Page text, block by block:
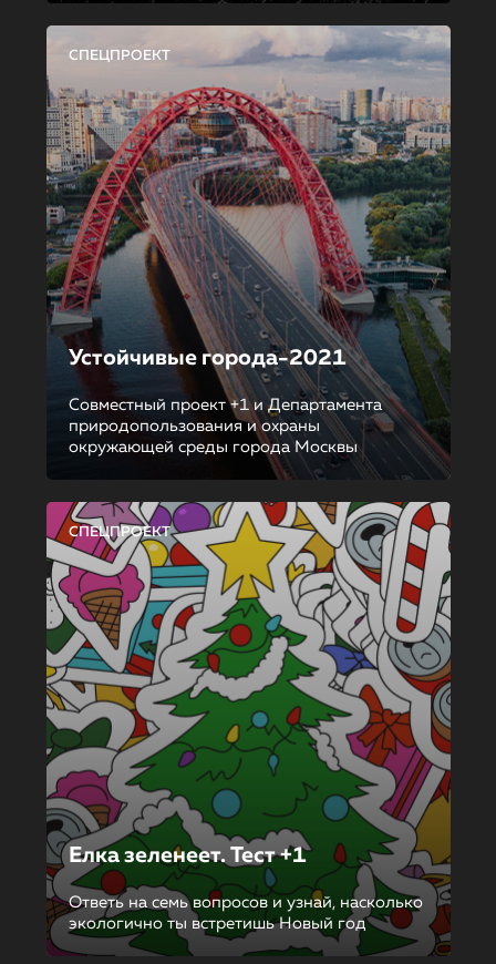
СПЕЦПРОЕКТ
Устойчивые города-2021
Совместный проект +1 и Департамента
природопользования и охраны
окружающей среды города Москвы
СПЕЦПРОЕКТ
Елка зеленеет. Тест +1
Ответь на семь вопросов и узнай, насколько
экологично ты встретишь Новый год